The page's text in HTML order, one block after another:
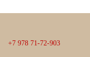
+7 978 71-72-903